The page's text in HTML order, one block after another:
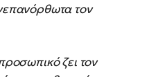
τον
ζει τον